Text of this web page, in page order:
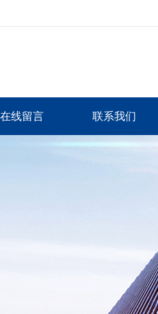
在线留言 联系我们